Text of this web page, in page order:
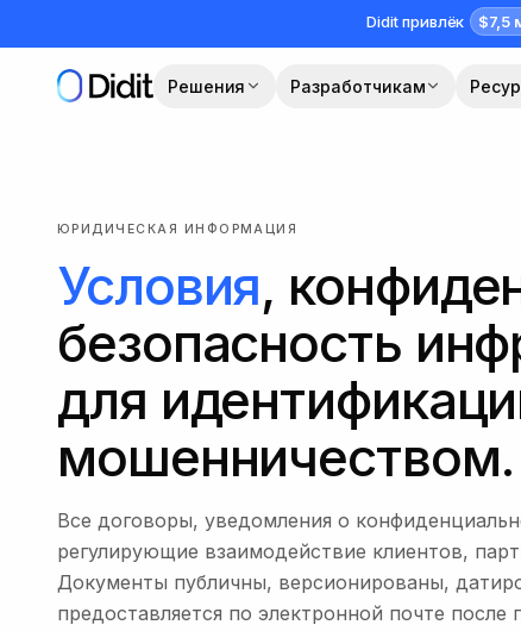
Didit привлёк $7,5
Решения Разработчикам
ЮРИДИЧЕСКАЯ ИНФОРМАЦИЯ
Условия,
безопасность
для
мошенничеством.
Все договоры, уведомления о
регулирующие взаимодействие клиентов,
Документы публичны, версионированы,
предоставляется по электронной почте